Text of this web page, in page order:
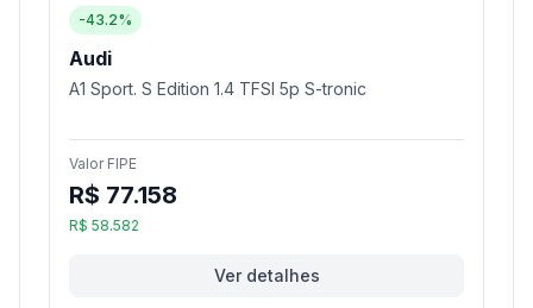
-43.2%
Audi
A1 Sport. S Edition 1.4 TFSI 5p S-tronic
Valor FIPE
R$ 77.158
R$ 58.582
Ver detalhes